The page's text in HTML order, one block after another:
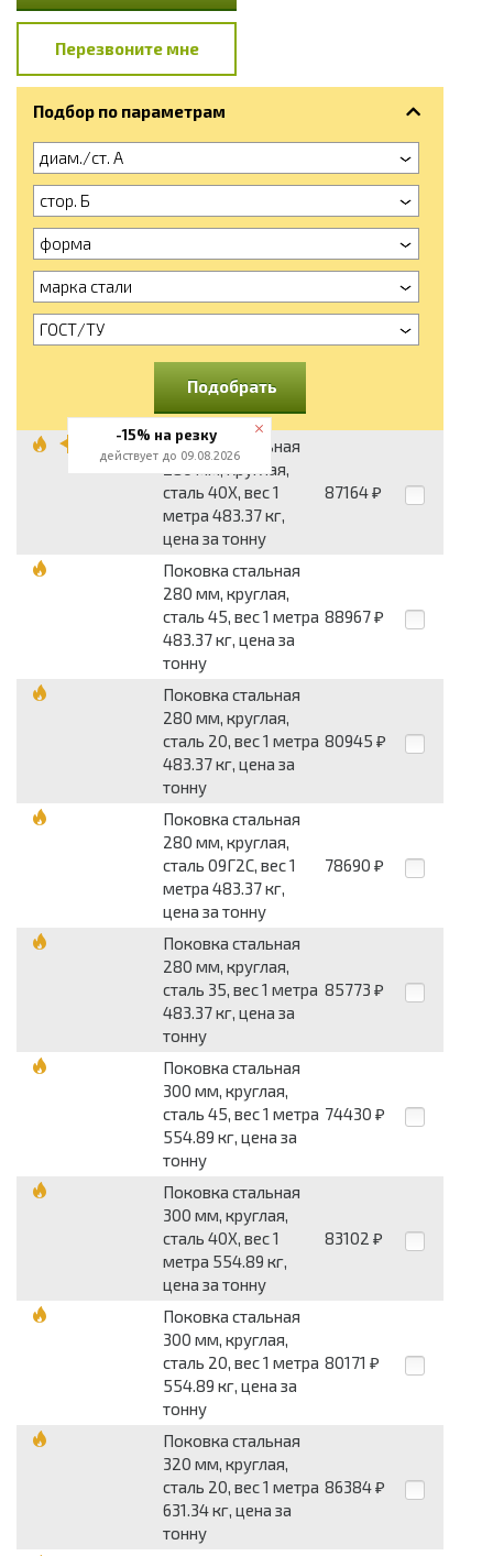
Перезвоните мне
Подбор по параметрам
диам./ст. А
стор. Б
форма
марка стали
ГОСТ/ТУ
Подобрать
Поковка стальная
280 мм, круглая,
сталь 40Х, вес 1
метра 483.37 кг,
цена за тонну
87164 ₽
Поковка стальная
280 мм, круглая,
сталь 45, вес 1 метра
483.37 кг, цена за
тонну
88967 ₽
Поковка стальная
280 мм, круглая,
сталь 20, вес 1 метра
483.37 кг, цена за
тонну
80945 ₽
Поковка стальная
280 мм, круглая,
сталь 09Г2С, вес 1
метра 483.37 кг,
цена за тонну
78690 ₽
Поковка стальная
280 мм, круглая,
сталь 35, вес 1 метра
483.37 кг, цена за
тонну
85773 ₽
Поковка стальная
300 мм, круглая,
сталь 45, вес 1 метра
554.89 кг, цена за
тонну
74430 ₽
Поковка стальная
300 мм, круглая,
сталь 40Х, вес 1
метра 554.89 кг,
цена за тонну
83102 ₽
Поковка стальная
300 мм, круглая,
сталь 20, вес 1 метра
554.89 кг, цена за
тонну
80171 ₽
Поковка стальная
320 мм, круглая,
сталь 20, вес 1 метра
631.34 кг, цена за
тонну
86384 ₽
-15% на резку
действует до 09.08.2026